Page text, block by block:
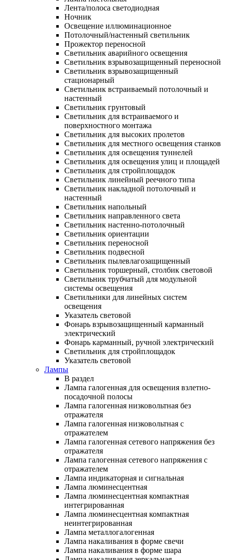
Лента/полоса светодиодная
Ночник
Освещение иллюминационное
Потолочный/настенный светильник
Прожектор переносной
Светильник аварийного освещения
Светильник взрывозащищенный переносной
Светильник взрывозащищенный
стационарный
Светильник встраиваемый потолочный и
настенный
Светильник грунтовый
Светильник для встраиваемого и
поверхностного монтажа
Светильник для высоких пролетов
Светильник для местного освещения станков
Светильник для освещения туннелей
Светильник для освещения улиц и площадей
Светильник для стройплощадок
Светильник линейный реечного типа
Светильник накладной потолочный и
настенный
Светильник напольный
Светильник направленного света
Светильник настенно-потолочный
Светильник ориентации
Светильник переносной
Светильник подвесной
Светильник пылевлагозащищенный
Светильник торшерный, столбик световой
Светильник трубчатый для модульной
системы освещения
Светильники для линейных систем
освещения
Указатель световой
Фонарь взрывозащищенный карманный
электрический
Фонарь карманный, ручной электрический
Светильник для стройплощадок
Указатель световой
Лампы
В раздел
Лампа галогенная для освещения взлетно-
посадочной полосы
Лампа галогенная низковольтная без
отражателя
Лампа галогенная низковольтная с
отражателем
Лампа галогенная сетевого напряжения без
отражателя
Лампа галогенная сетевого напряжения с
отражателем
Лампа индикаторная и сигнальная
Лампа люминесцентная
Лампа люминесцентная компактная
интегрированная
Лампа люминесцентная компактная
неинтегрированная
Лампа металлогалогенная
Лампа накаливания в форме свечи
Лампа накаливания в форме шара